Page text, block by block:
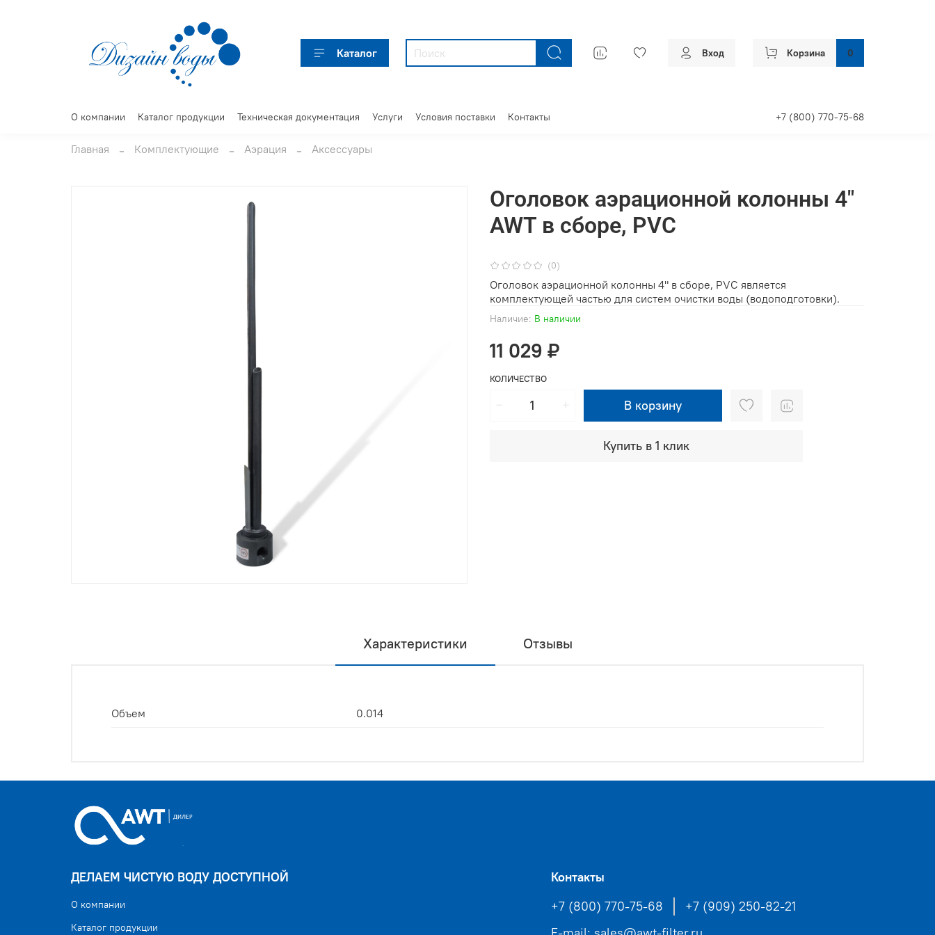
Каталог Вход Корзина 0
О компании Каталог продукции Техническая документация Услуги Условия поставки Контакты +7 (800) 770-75-68
Главная Комплектующие Аэрация Аксессуары
(0)
Наличие: В наличии
Оголовок аэрационной колонны 4"
AWT в сборе, PVC
11 029 ₽
КОЛИЧЕСТВО
В корзину
Купить в 1 клик
Оголовок аэрационной колонны 4" в сборе, PVC является
комплектующей частью для систем очистки воды (водоподготовки).
Характеристики Отзывы
Объем 0.014
ДЕЛАЕМ ЧИСТУЮ ВОДУ ДОСТУПНОЙ
О компании
Каталог продукции
Контакты
+7 (800) 770-75-68
+7 (909) 250-82-21